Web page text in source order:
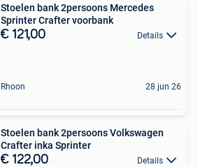
Stoelen bank 2persoons Mercedes
Sprinter Crafter voorbank
€ 121,00 Details
Rhoon 28 jun 26
Stoelen bank 2persoons Volkswagen
Crafter inka Sprinter
€ 122,00 Details